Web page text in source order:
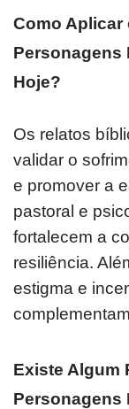
Como Aplicar
Personagens
Hoje?
Os relatos
validar o
e promover a
pastoral e
fortalecem a
resiliência.
estigma e
Existe Algum
Personagens